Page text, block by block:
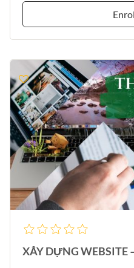
XÂY DỰNG WEBSITE